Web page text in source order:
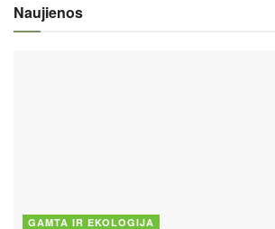
Naujienos
GAMTA IR EKOLOGIJA